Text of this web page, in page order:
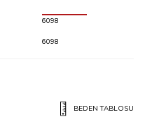
6098
6098
BEDEN TABLOSU